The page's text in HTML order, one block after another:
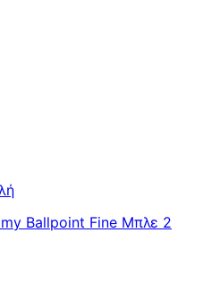
Ballpoint Fine Μπλε 2